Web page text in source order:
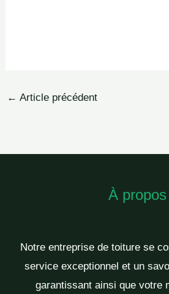
← Article précédent
À propos
Notre entreprise de toiture se
service exceptionnel et un
garantissant ainsi que votre